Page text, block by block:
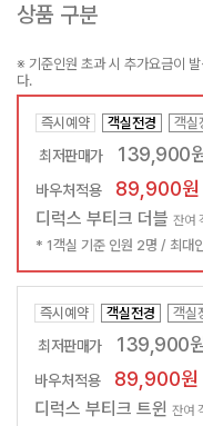
상품 구분
※ 기준인원 초과 시 추가요금이
다.
즉시예약 객실전경 객실
최저판매가 139,900
바우처적용 89,900원
디럭스 부티크 더블 잔여
* 1객실 기준 인원 2명 / 최대
즉시예약 객실전경 객실
최저판매가 139,900
바우처적용 89,900원
디럭스 부티크 트윈 잔여